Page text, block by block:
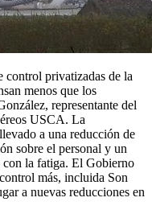
control privatizadas de la
menos que los
representante del
USCA. La
a una reducción de
sobre el personal y un
con la fatiga. El Gobierno
más, incluida Son
a nuevas reducciones en